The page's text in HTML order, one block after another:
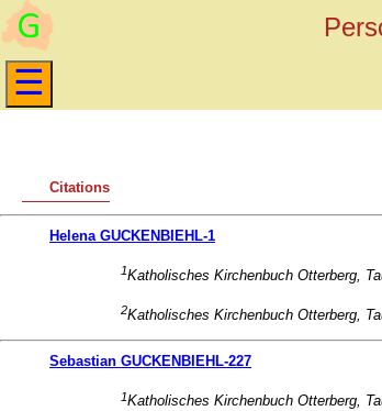
Citations
Helena GUCKENBIEHL-1
1Katholisches Kirchenbuch Otterberg,
2Katholisches Kirchenbuch Otterberg,
Sebastian GUCKENBIEHL-227
1Katholisches Kirchenbuch Otterberg,